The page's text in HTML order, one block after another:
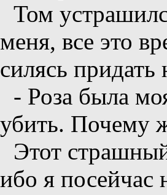
Том
меня, все это
силясь
- Роза была
убить. Почему
Этот
ибо я посейчас